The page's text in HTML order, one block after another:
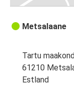
Metsalaane
Tartu
61210
Estland